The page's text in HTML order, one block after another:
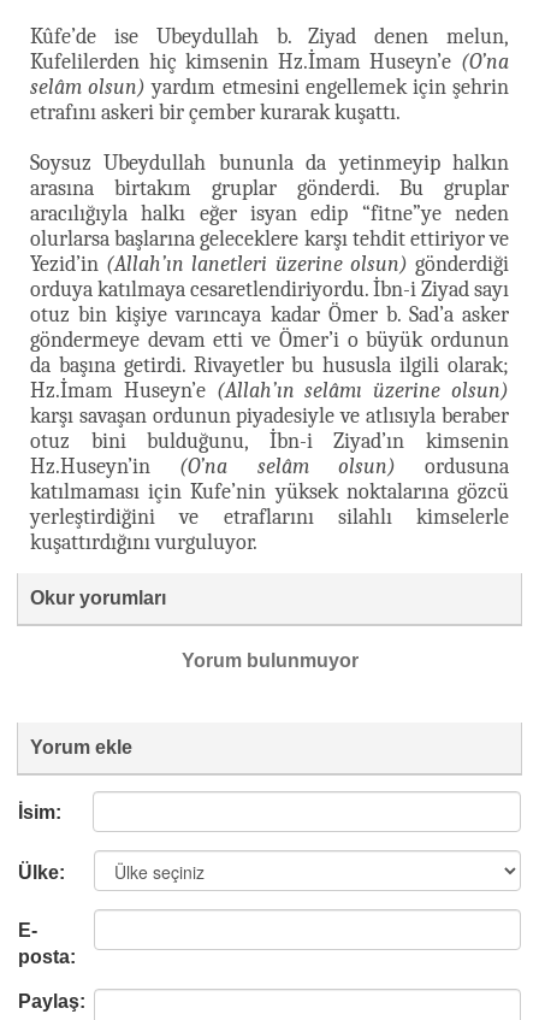
Kûfe’de ise Ubeydullah b. Ziyad denen melun,
Kufelilerden hiç kimsenin Hz.İmam Huseyn’e (O’na
selâm olsun) yardım etmesini engellemek için şehrin
etrafını askeri bir çember kurarak kuşattı.
Soysuz Ubeydullah bununla da yetinmeyip halkın
arasına birtakım gruplar gönderdi. Bu gruplar
aracılığıyla halkı eğer isyan edip “fitne”ye neden
olurlarsa başlarına geleceklere karşı tehdit ettiriyor ve
Yezid’in (Allah’ın lanetleri üzerine olsun) gönderdiği
orduya katılmaya cesaretlendiriyordu. İbn-i Ziyad sayı
otuz bin kişiye varıncaya kadar Ömer b. Sad’a asker
göndermeye devam etti ve Ömer’i o büyük ordunun
da başına getirdi. Rivayetler bu hususla ilgili olarak;
Hz.İmam Huseyn’e (Allah’ın selâmı üzerine olsun)
karşı savaşan ordunun piyadesiyle ve atlısıyla beraber
otuz bini bulduğunu, İbn-i Ziyad’ın kimsenin
Hz.Huseyn’in (O’na selâm olsun) ordusuna
katılmaması için Kufe’nin yüksek noktalarına gözcü
yerleştirdiğini ve etraflarını silahlı kimselerle
kuşattırdığını vurguluyor.
Okur yorumları
Yorum bulunmuyor
Yorum ekle
İsim:
Ülke:
E-
posta:
Paylaş: